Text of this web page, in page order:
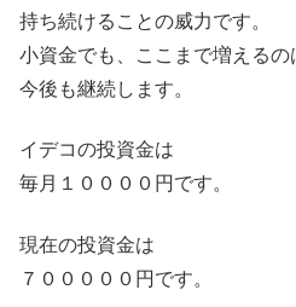
持ち続けることの威力です。
小資金でも、ここまで増えるの
今後も継続します。
イデコの投資金は
毎月１００００円です。
現在の投資金は
７０００００円です。